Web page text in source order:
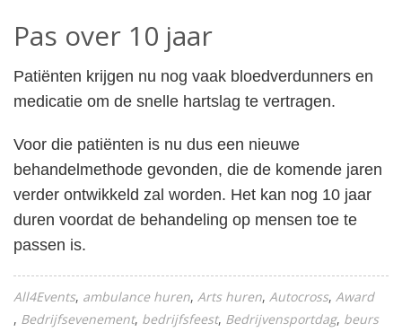
Pas over 10 jaar
Patiënten krijgen nu nog vaak bloedverdunners en
medicatie om de snelle hartslag te vertragen.
Voor die patiënten is nu dus een nieuwe
behandelmethode gevonden, die de komende jaren
verder ontwikkeld zal worden. Het kan nog 10 jaar
duren voordat de behandeling op mensen toe te
passen is.
All4Events ambulance huren Arts huren Autocross Award
Bedrijfsevenement bedrijfsfeest Bedrijvensportdag beurs